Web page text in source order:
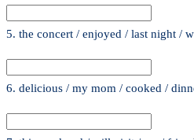
5. the concert / enjoyed / last night /
6. delicious / my mom / cooked /